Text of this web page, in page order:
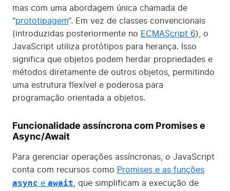
mas com uma abordagem única chamada de
“prototipagem“. Em vez de classes convencionais
(introduzidas posteriormente no ECMAScript 6), o
JavaScript utiliza protótipos para herança. Isso
significa que objetos podem herdar propriedades e
métodos diretamente de outros objetos, permitindo
uma estrutura flexível e poderosa para
programação orientada a objetos.
Funcionalidade assíncrona com Promises e
Async/Await
Para gerenciar operações assíncronas, o JavaScript
conta com recursos como Promises e as funções
async e await , que simplificam a execução de